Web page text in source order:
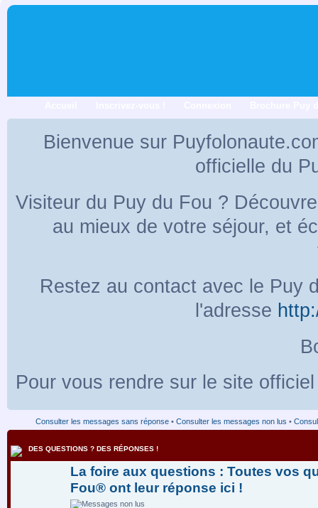
Bienvenue sur
officielle du
Visiteur du Puy du Fou ?
au mieux de votre séjour, et
Restez au contact avec le Puy
l'adresse
Pour vous rendre sur le site
Consulter les messages sans réponse • Consulter les messages non lus •
DES QUESTIONS ? DES RÉPONSES !
La foire aux questions : Toutes vos
Fou® ont leur réponse ici !